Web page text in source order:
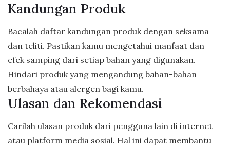
Kandungan Produk
Bacalah daftar kandungan produk dengan seksama
dan teliti. Pastikan kamu mengetahui manfaat dan
efek samping dari setiap bahan yang digunakan.
Hindari produk yang mengandung bahan-bahan
berbahaya atau alergen bagi kamu.
Ulasan dan Rekomendasi
Carilah ulasan produk dari pengguna lain di internet
atau platform media sosial. Hal ini dapat membantu